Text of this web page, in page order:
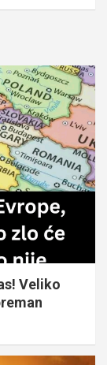
Veliko